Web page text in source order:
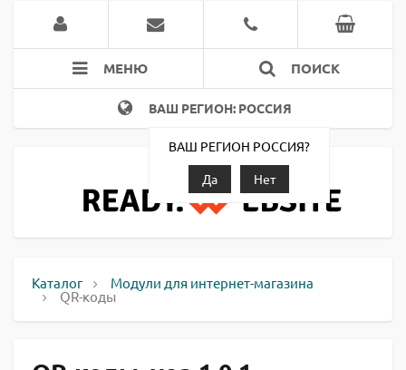
МЕНЮ ПОИСК
ВАШ РЕГИОН: РОССИЯ
ВАШ РЕГИОН РОССИЯ?
Да
Нет
Каталог Модули для интернет-магазина
QR-коды